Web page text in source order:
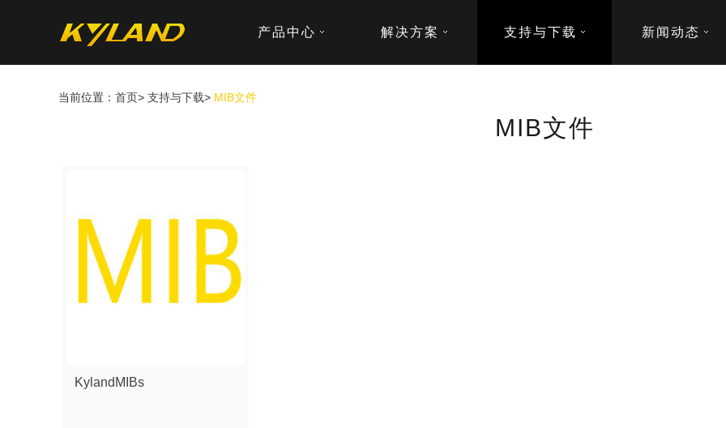
产品中心 解决方案 支持与下载 新闻动态
当前位置： 首页> 支持与下载> MIB文件
MIB文件
KylandMIBs